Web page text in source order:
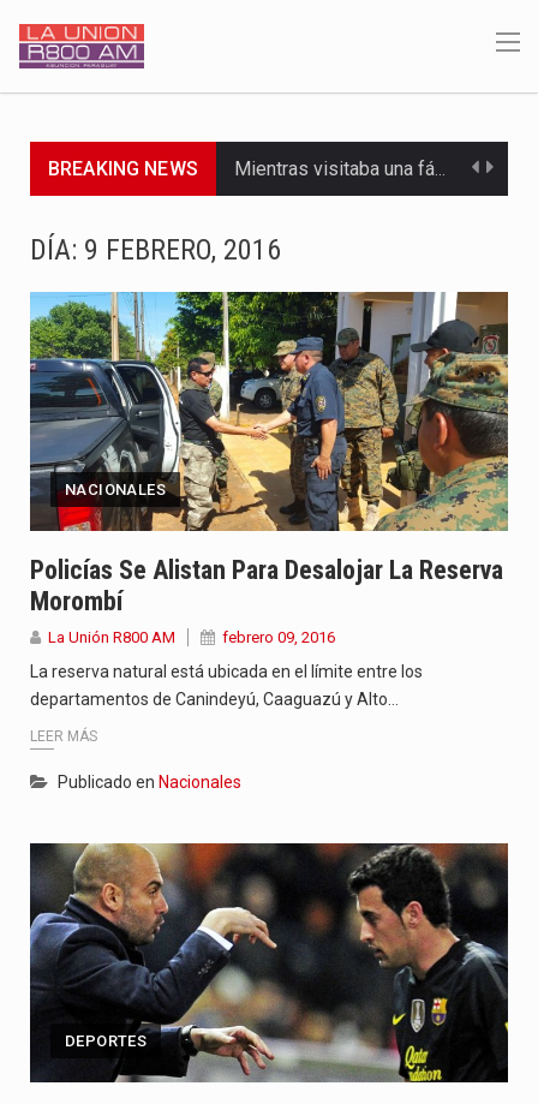
BREAKING NEWS Mientras visitaba una fábrica de armamentos en San Paulo, el…
Para Tania, una paraguaya de 33 años que reside en…
El presidente de la República se encontraba en el aeropuerto…
Una familia atravesó momentos de extrema tensión durante la madrugada…
Fretes se refirió concretamente al recorrido que realizó este jueves…
DÍA: 9 FEBRERO, 2016
NACIONALES
Policías Se Alistan Para Desalojar La Reserva
Morombí
La Unión R800 AM febrero 09, 2016
La reserva natural está ubicada en el límite entre los
departamentos de Canindeyú, Caaguazú y Alto…
LEER MÁS
Publicado en Nacionales
DEPORTES